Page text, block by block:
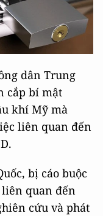
dân Trung
cắp bí mật
khí Mỹ mà
liên quan đến
bị cáo buộc
quan đến
cứu và phát